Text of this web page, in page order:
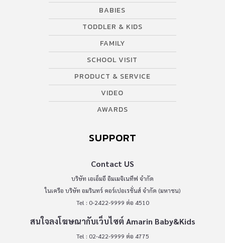
BABIES
TODDLER & KIDS
FAMILY
SCHOOL VISIT
PRODUCT & SERVICE
VIDEO
AWARDS
SUPPORT
Contact US
บริษัท เอเอ็มอี อิมเมจิเนทีฟ จำกัด
ในเครือ บริษัท อมรินทร์ คอร์เปอเรชั่นส์ จำกัด (มหาชน)
Tel : 0-2422-9999 ต่อ 4510
สนใจลงโฆษณากับเว็บไซต์ Amarin Baby&Kids
Tel : 02-422-9999 ต่อ 4775